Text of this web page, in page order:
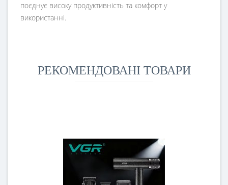
поєднує високу продуктивність та комфорт у
використанні.
РЕКОМЕНДОВАНІ ТОВАРИ